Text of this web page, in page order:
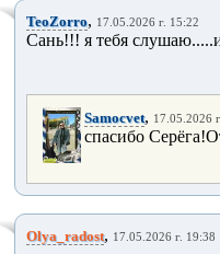
TeoZorro, 17.05.2026 г. 15:22
Сань!!! я тебя
Samocvet, 17.05.2026
спасибо
Olya_radost, 17.05.2026 г. 19:38